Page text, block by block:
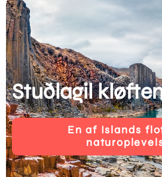
Stuðlagil
En af Islands